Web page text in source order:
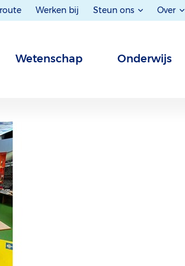
Werken bij Steun ons Over
Wetenschap Onderwijs